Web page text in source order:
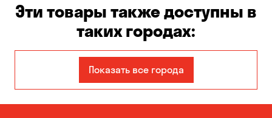
Эти товары также доступны в
таких городах:
Авангард
Бабурка Балабино
Показать все города